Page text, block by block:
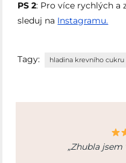
PS 2: Pro více rychlých a
sleduj na Instagramu.
Tagy: hladina krevního cukru
„Zhubla